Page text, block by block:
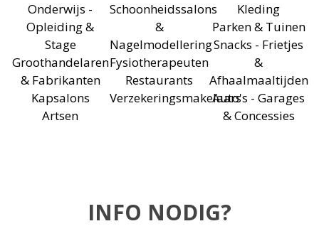
Onderwijs -
Opleiding &
Stage
Groothandelaren
& Fabrikanten
Kapsalons
Artsen
Schoonheidssalons
&
Nagelmodellering
Fysiotherapeuten
Restaurants
Verzekeringsmakelaars
Kleding
Parken & Tuinen
Snacks - Frietjes
&
Afhaalmaaltijden
Auto's - Garages
& Concessies
INFO NODIG?